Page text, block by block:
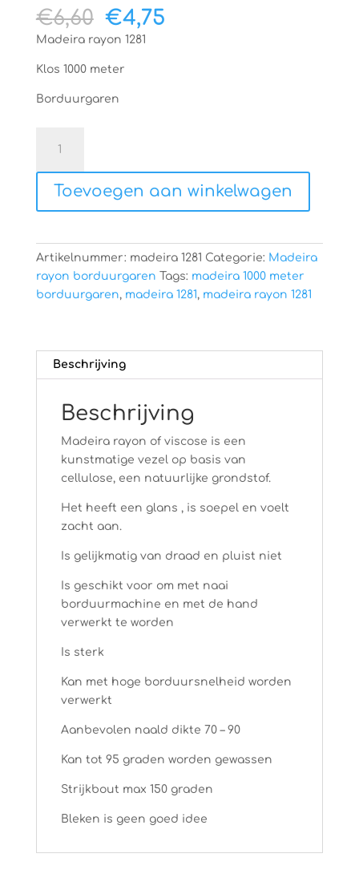
€6,60 Oorspronkelijke
prijs
€6,60.
€4,75Huidige
Madeira rayon 1281
Klos 1000 meter
Borduurgaren
rayon
1281
aantal
Toevoegen aan winkelwagen
Artikelnummer: madeira 1281 Categorie: Madeira
rayon borduurgaren Tags: madeira 1000 meter
borduurgaren, madeira 1281, madeira rayon 1281
Beschrijving
Beschrijving
Madeira rayon of viscose is een
kunstmatige vezel op basis van
cellulose, een natuurlijke grondstof.
Het heeft een glans , is soepel en voelt
zacht aan.
Is gelijkmatig van draad en pluist niet
Is geschikt voor om met naai
borduurmachine en met de hand
verwerkt te worden
Is sterk
Kan met hoge borduursnelheid worden
verwerkt
Aanbevolen naald dikte 70 – 90
Kan tot 95 graden worden gewassen
Strijkbout max 150 graden
Bleken is geen goed idee